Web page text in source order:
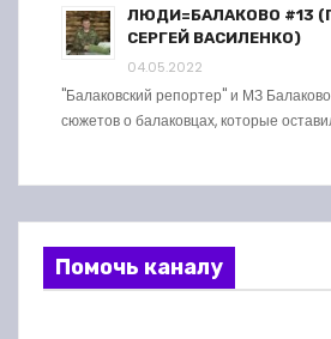
ЛЮДИ=БАЛАКОВО #13
СЕРГЕЙ ВАСИЛЕНКО)
04.05.2022
"Балаковский репортер" и МЗ
сюжетов о балаковцах, которые
Помочь каналу